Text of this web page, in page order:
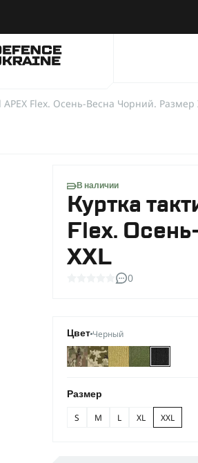
APEX Flex. Осень-Весна Чорний. Размер
В наличии
Куртка
Flex.
XXL
0
Цвет Черный
Размер
S M L XL XXL